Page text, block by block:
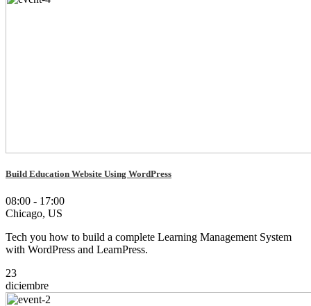
Build Education Website Using WordPress
08:00 - 17:00
Chicago, US
Tech you how to build a complete Learning Management System
with WordPress and LearnPress.
23
diciembre